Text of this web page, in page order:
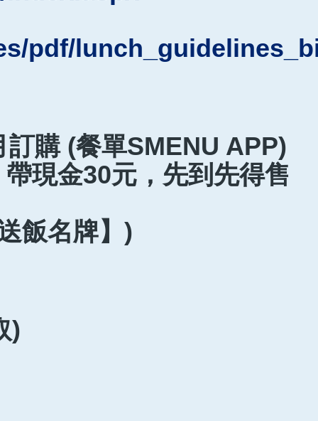
pdf/
購 (餐單SMENU APP)
現金30元，先到先得售
飯名牌】)
)